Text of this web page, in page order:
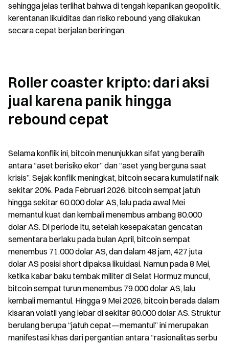
sehingga jelas terlihat bahwa di tengah kepanikan geopolitik,
kerentanan likuiditas dan risiko rebound yang dilakukan
secara cepat berjalan beriringan.
Roller coaster kripto: dari aksi
jual karena panik hingga
rebound cepat
Selama konflik ini, bitcoin menunjukkan sifat yang beralih
antara “aset berisiko ekor” dan “aset yang berguna saat
krisis”. Sejak konflik meningkat, bitcoin secara kumulatif naik
sekitar 20%. Pada Februari 2026, bitcoin sempat jatuh
hingga sekitar 60.000 dolar AS, lalu pada awal Mei
memantul kuat dan kembali menembus ambang 80.000
dolar AS. Di periode itu, setelah kesepakatan gencatan
sementara berlaku pada bulan April, bitcoin sempat
menembus 71.000 dolar AS, dan dalam 48 jam, 427 juta
dolar AS posisi short dipaksa likuidasi. Namun pada 8 Mei,
ketika kabar baku tembak militer di Selat Hormuz muncul,
bitcoin sempat turun menembus 79.000 dolar AS, lalu
kembali memantul. Hingga 9 Mei 2026, bitcoin berada dalam
kisaran volatil yang lebar di sekitar 80.000 dolar AS. Struktur
berulang berupa “jatuh cepat—memantul” ini merupakan
manifestasi khas dari pergantian antara “rasionalitas serbu